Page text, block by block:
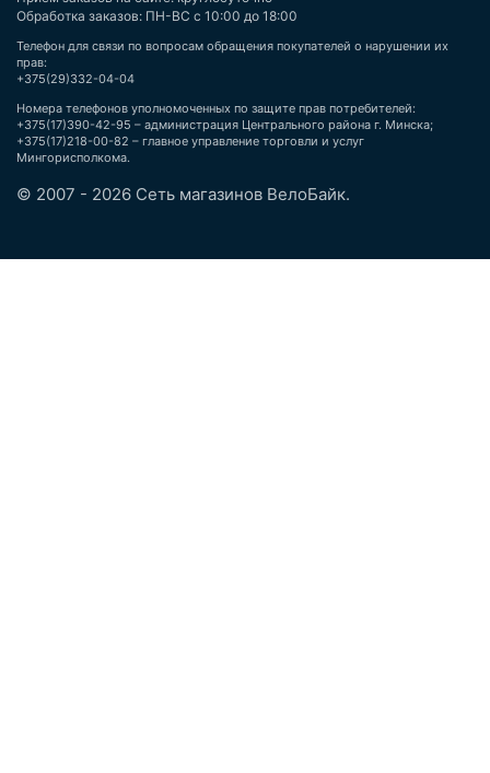
Обработка заказов: ПН-ВС с 10:00 до 18:00
Телефон для связи по вопросам обращения покупателей о нарушении их
прав:
+375(29)332-04-04
Номера телефонов уполномоченных по защите прав потребителей:
+375(17)390-42-95 – администрация Центрального района г. Минска;
+375(17)218-00-82 – главное управление торговли и услуг
Мингорисполкома.
© 2007 - 2026 Сеть магазинов ВелоБайк.